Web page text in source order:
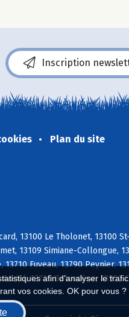
afin d'analyser le
vos cookies. OK pour vous ?
Inscription
Plan du site
13100 Le Tholonet, 13100
13109 Simiane-Collongue,
Fuveau, 13790 Peynier,
13720 Belcodène, 13950